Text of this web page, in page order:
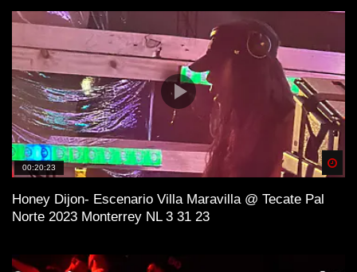
00:20:23
Honey Dijon- Escenario Villa Maravilla @ Tecate Pal
Norte 2023 Monterrey NL 3 31 23